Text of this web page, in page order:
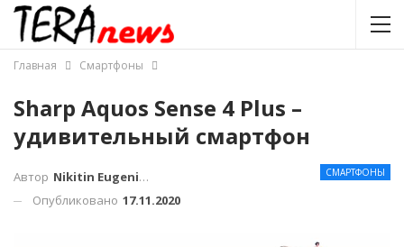
Главная Смартфоны
Sharp Aquos Sense 4 Plus –
удивительный смартфон
СМАРТФОНЫ
Автор Nikitin Eugenius
Опубликовано 17.11.2020